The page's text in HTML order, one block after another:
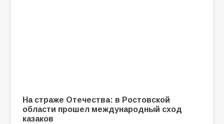
На страже Отечества: в Ростовской
области прошел международный сход
казаков